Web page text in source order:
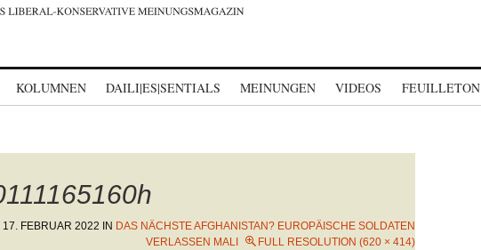
KOLUMNEN DAILI|ES|SENTIALS MEINUNGEN VIDEOS FEUILLETON
17. FEBRUAR 2022 IN DAS NÄCHSTE AFGHANISTAN? EUROPÄISCHE SOLDATEN
VERLASSEN MALI
FULL RESOLUTION (620 × 414)